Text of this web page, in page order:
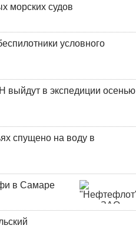
морских судов
условного
выйдут в экспедиции осенью
спущено на воду в
в Самаре